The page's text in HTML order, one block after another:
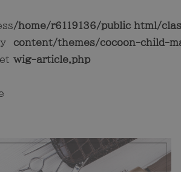
/home/r6119136/public_html/
content/themes/cocoon-child-
wig-article.php